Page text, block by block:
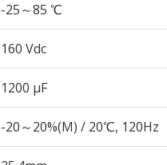
-25～85 ℃
160 Vdc
1200 µF
-20～20%(M) / 20℃, 120Hz